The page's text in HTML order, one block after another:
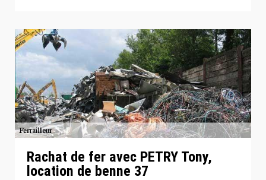
Rachat de fer avec PETRY Tony,
location de benne 37